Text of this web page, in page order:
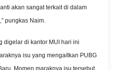
akan sangat terkait di dalam
pungkas Naim.
digelar di kantor MUI hari ini
isu yang mengaitkan PUBG